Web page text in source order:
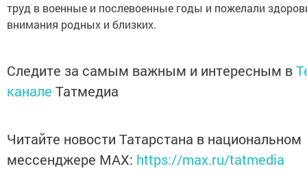
труд в военные и послевоенные годы и пожелали
внимания родных и близких.
Следите за самым важным и интересным в
канале Татмедиа
Читайте новости Татарстана в национальном
мессенджере MАХ: https://max.ru/tatmedia